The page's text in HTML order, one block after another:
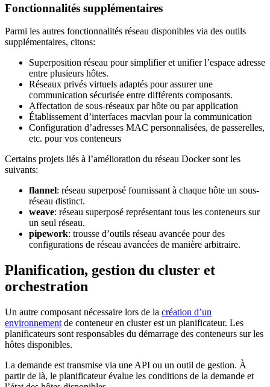
Fonctionnalités supplémentaires
Parmi les autres fonctionnalités réseau disponibles via des outils
supplémentaires, citons:
Superposition réseau pour simplifier et unifier l’espace adresse
entre plusieurs hôtes.
Réseaux privés virtuels adaptés pour assurer une
communication sécurisée entre différents composants.
Affectation de sous-réseaux par hôte ou par application
Établissement d’interfaces macvlan pour la communication
Configuration d’adresses MAC personnalisées, de passerelles,
etc. pour vos conteneurs
Certains projets liés à l’amélioration du réseau Docker sont les
suivants:
flannel: réseau superposé fournissant à chaque hôte un sous-
réseau distinct.
weave: réseau superposé représentant tous les conteneurs sur
un seul réseau.
pipework: trousse d’outils réseau avancée pour des
configurations de réseau avancées de manière arbitraire.
Planification, gestion du cluster et
orchestration
Un autre composant nécessaire lors de la création d’un
environnement de conteneur en cluster est un planificateur. Les
planificateurs sont responsables du démarrage des conteneurs sur les
hôtes disponibles.
La demande est transmise via une API ou un outil de gestion. À
partir de là, le planificateur évalue les conditions de la demande et